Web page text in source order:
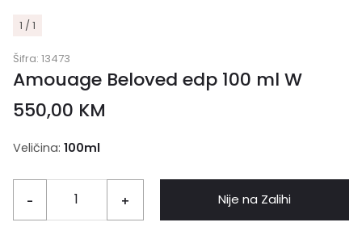
1 / 1
Šifra: 13473
Amouage Beloved edp 100 ml W
550,00 KM
Veličina: 100ml
- + Nije na Zalihi